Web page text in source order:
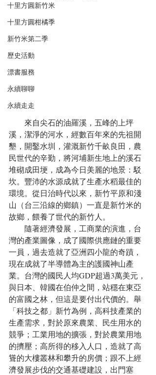
十里方圓新竹米
十里方圓柑橘季
新竹米第二季
歷史活動
漂書服務
永續聊聊
永續走走
溪，潔淨的河水，經數百年來的先祖開
墾，開鑿水圳，灌溉新竹千畝良田，農
民世代的辛勤，將河埔新生地上的溪石
堆砌成田埂，成為今日美麗的地景：駁
坎。豐沛的水源成就了生產水稻最佳的
環境。從日治時代以來，新竹平原和淺
山（台三沿線的鄉鎮）一直是新竹米的
故鄉，餵養了世代的新竹人。
灣的產業圖像，成了國際供應鏈的重要
一員，過去造就了亞洲四小龍的奇蹟，
現在成就了半導體為主的護國神山產
業。台灣的國民人均GDP超過3萬美元，
與日本、韓國在伯仲之間，站穩在東亞
的富國之林，但這是要付出代價的。舉
「科技之都」新竹為例，高科技產業的
生產需求，對於原來農業、民生用水的
競爭；工業用地的擴張，對於農業用地
的擠壓；高所得的移入人口，造就了高
聳的大樓叢林和攀升的房價；跟不上經
濟發展步伐的交通基礎建設，出門塞